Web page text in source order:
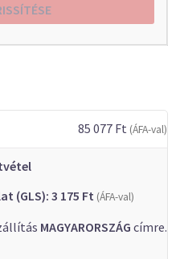
85 077 Ft (ÁFA-val)
(GLS): 3 175 Ft (ÁFA-val)
MAGYARORSZÁG címre.